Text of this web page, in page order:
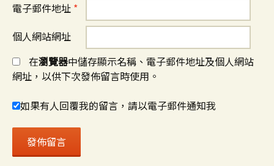
電子郵件地址 *
個人網站網址
在瀏覽器中儲存顯示名稱、電子郵件地址及個人網站
網址，以供下次發佈留言時使用。
如果有人回覆我的留言，請以電子郵件通知我